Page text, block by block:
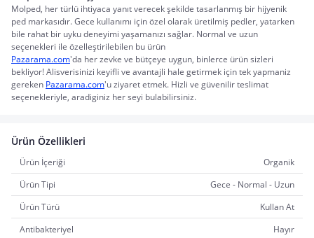
Molped, her türlü ihtiyaca yanıt verecek şekilde tasarlanmış bir hijyenik
ped markasıdır. Gece kullanımı için özel olarak üretilmiş pedler, yatarken
bile rahat bir uyku deneyimi yaşamanızı sağlar. Normal ve uzun
seçenekleri ile özelleştirilebilen bu ürün
Pazarama.com'da her zevke ve bütçeye uygun, binlerce ürün sizleri
bekliyor! Alisverisinizi keyifli ve avantajli hale getirmek için tek yapmaniz
gereken Pazarama.com'u ziyaret etmek. Hizli ve güvenilir teslimat
seçenekleriyle, aradiginiz her seyi bulabilirsiniz.
Ürün Özellikleri
Ürün İçeriği
Organik
Ürün Tipi
Gece - Normal - Uzun
Ürün Türü
Kullan At
Antibakteriyel
Hayır